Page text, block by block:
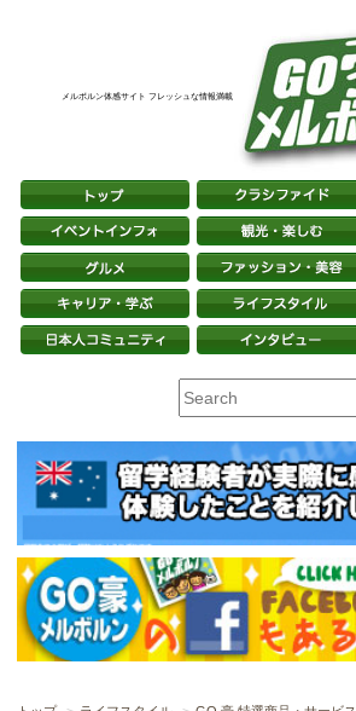
メルボルン体感サイト フレッシュな情報満載